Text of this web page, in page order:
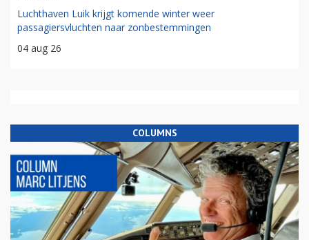
Luchthaven Luik krijgt komende winter weer
passagiersvluchten naar zonbestemmingen
04 aug 26
COLUMNS